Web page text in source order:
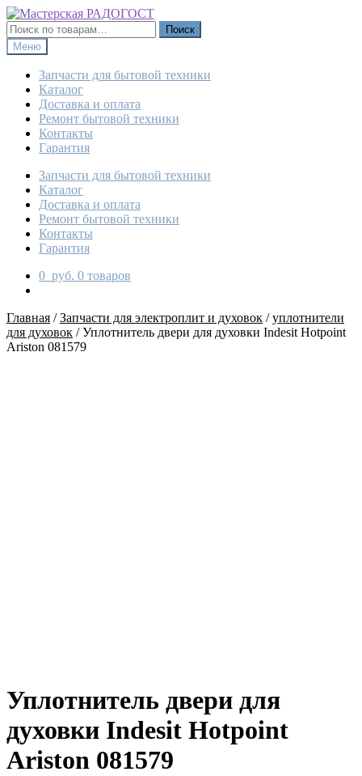
Перейти
к
навигации
Перейти
к
содержимому
Искать:
Поиск
Меню
Запчасти для бытовой техники
Каталог
Доставка и оплата
Ремонт бытовой техники
Контакты
Гарантия
Запчасти для бытовой техники
Каталог
Доставка и оплата
Ремонт бытовой техники
Контакты
Гарантия
0 руб. 0 товаров
Главная /Запчасти для электроплит и духовок /уплотнители
для духовок /Уплотнитель двери для духовки Indesit Hotpoint
Ariston 081579
Уплотнитель двери для
духовки Indesit Hotpoint
Ariston 081579